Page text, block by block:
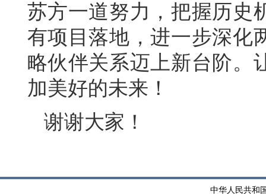
苏方一道努力，把握历史
有项目落地，进一步深化
略伙伴关系迈上新台阶。
加美好的未来！
谢谢大家！
中华人民共和